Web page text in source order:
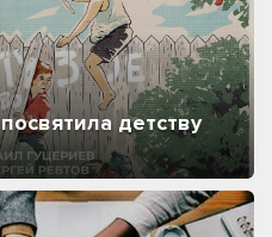
детству